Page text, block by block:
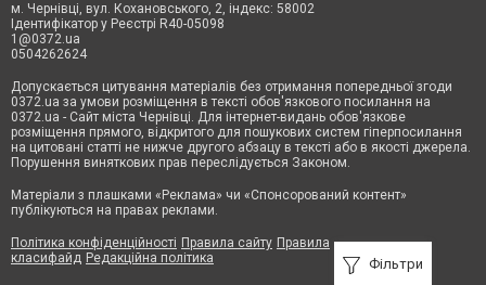
Фільтри
м. Чернівці, вул. Кохановського, 2, індекс: 58002
Ідентифікатор у Реєстрі R40-05098
1@0372.ua
0504262624
Допускається цитування матеріалів без отримання попередньої згоди
0372.ua за умови розміщення в тексті обов'язкового посилання на
0372.ua - Сайт міста Чернівці. Для інтернет-видань обов'язкове
розміщення прямого, відкритого для пошукових систем гіперпосилання
на цитовані статті не нижче другого абзацу в тексті або в якості джерела.
Порушення виняткових прав переслідується Законом.
Матеріали з плашками «Реклама» чи «Спонсорований контент»
публікуються на правах реклами.
Політика конфіденційності Правила сайту Правила
класифайд Редакційна політика